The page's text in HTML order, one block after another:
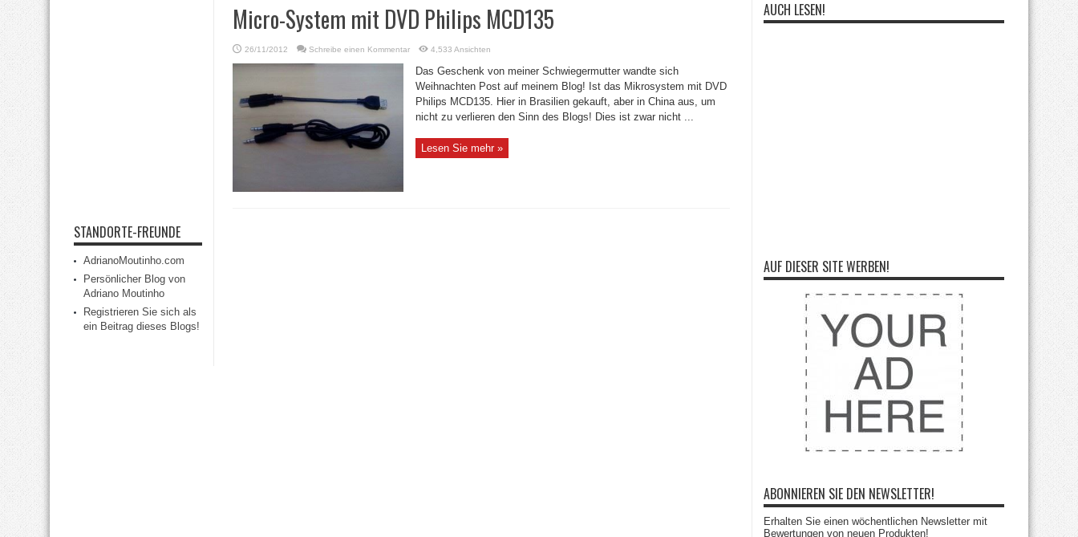
Micro-System mit DVD Philips MCD135
26/11/2012 Schreibe einen Kommentar 4,533 Ansichten
Das Geschenk von meiner Schwiegermutter wandte sich
Weihnachten Post auf meinem Blog! Ist das Mikrosystem mit DVD
Philips MCD135. Hier in Brasilien gekauft, aber in China aus, um
nicht zu verlieren den Sinn des Blogs! Dies ist zwar nicht ...
Lesen Sie mehr »
STANDORTE-FREUNDE
AdrianoMoutinho.com
Persönlicher Blog von
Adriano Moutinho
Registrieren Sie sich als
ein Beitrag dieses Blogs!
AUCH LESEN!
AUF DIESER SITE WERBEN!
ABONNIEREN SIE DEN NEWSLETTER!
Erhalten Sie einen wöchentlichen Newsletter mit
Bewertungen von neuen Produkten!